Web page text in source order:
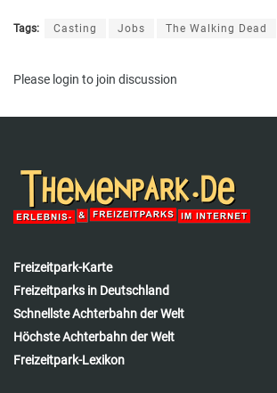
Tags: Casting Jobs The Walking Dead
Please login to join discussion
Freizeitpark-Karte
Freizeitparks in Deutschland
Schnellste Achterbahn der Welt
Höchste Achterbahn der Welt
Freizeitpark-Lexikon